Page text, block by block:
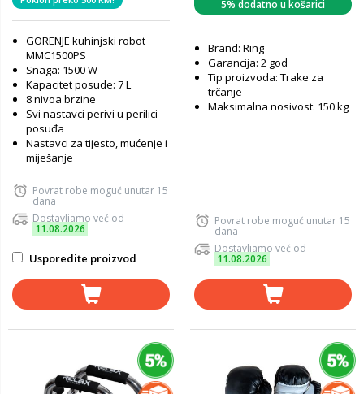
GORENJE kuhinjski robot
MMC1500PS
Snaga: 1500 W
Kapacitet posude: 7 L
8 nivoa brzine
Svi nastavci perivi u perilici
posuđa
Nastavci za tijesto, mućenje i
miješanje
Povrat robe moguć unutar 15
dana
Dostavljamo već od
11.08.2026
Usporedite proizvod
5% dodatno u košarici
Brand: Ring
Garancija: 2 god
Tip proizvoda: Trake za
trčanje
Maksimalna nosivost: 150 kg
Povrat robe moguć unutar 15
dana
Dostavljamo već od
11.08.2026